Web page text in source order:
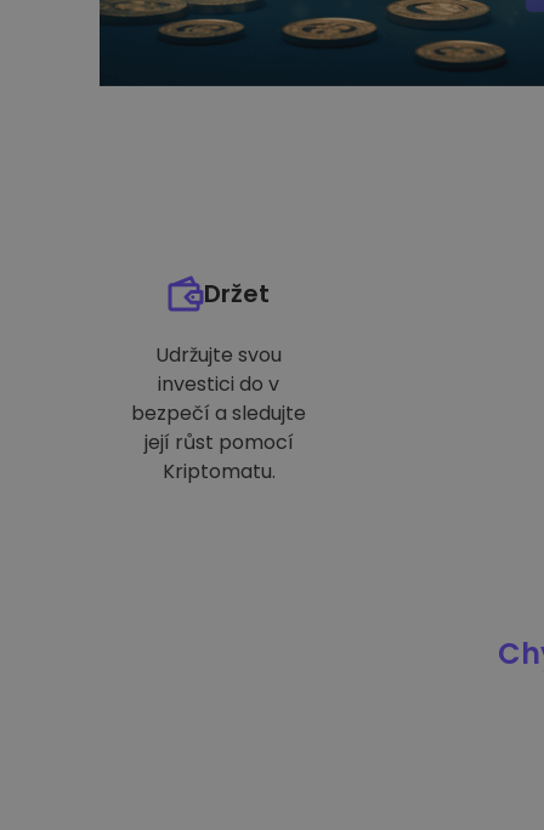
Držet
Udržujte svou
investici do v
bezpečí a sledujte
její růst pomocí
Kriptomatu.